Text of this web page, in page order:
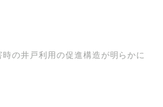
の井戸利用の促進構造が明らかに